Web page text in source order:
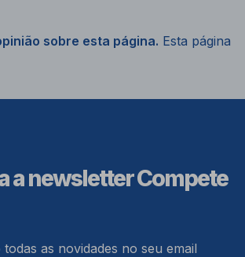
sobre esta página. Esta página
a newsletter Compete
as novidades no seu email